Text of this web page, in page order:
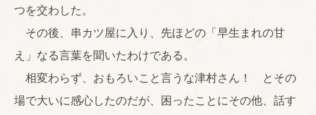
つを交わした。
その後、串カツ屋に入り、先ほどの「早生まれの甘
え」なる言葉を聞いたわけである。
相変わらず、おもろいこと言うな津村さん！ とその
場で大いに感心したのだが、困ったことにその他、話す